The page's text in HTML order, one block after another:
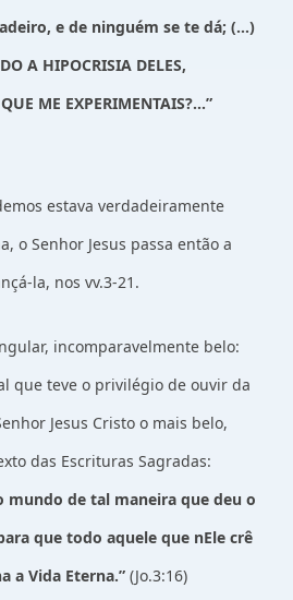
e de ninguém se te dá; (...)
A HIPOCRISIA DELES,
ME EXPERIMENTAIS?...”
estava verdadeiramente
o Senhor Jesus passa então a
la, nos vv.3-21.
incomparavelmente belo:
que teve o privilégio de ouvir da
Jesus Cristo o mais belo,
das Escrituras Sagradas:
mundo de tal maneira que deu o
que todo aquele que nEle crê
a Vida Eterna.” (Jo.3:16)